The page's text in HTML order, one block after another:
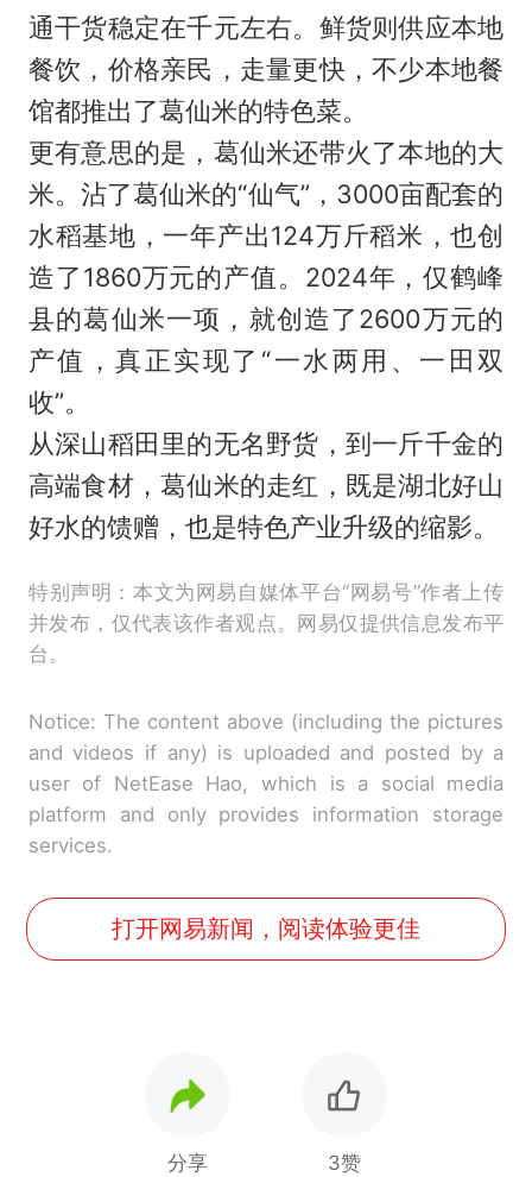
通干货稳定在千元左右。鲜货则供应本地
餐饮，价格亲民，走量更快，不少本地餐
馆都推出了葛仙米的特色菜。
更有意思的是，葛仙米还带火了本地的大
米。沾了葛仙米的“仙气”，3000亩配套的
水稻基地，一年产出124万斤稻米，也创
造了1860万元的产值。2024年，仅鹤峰
县的葛仙米一项，就创造了2600万元的
产值，真正实现了“一水两用、一田双
收”。
从深山稻田里的无名野货，到一斤千金的
高端食材，葛仙米的走红，既是湖北好山
好水的馈赠，也是特色产业升级的缩影。
特别声明：本文为网易自媒体平台“网易号”作者上传
并发布，仅代表该作者观点。网易仅提供信息发布平
台。
Notice: The content above (including the pictures
and videos if any) is uploaded and posted by a
user of NetEase Hao, which is a social media
platform and only provides information storage
services.
打开网易新闻，阅读体验更佳
分享 3赞